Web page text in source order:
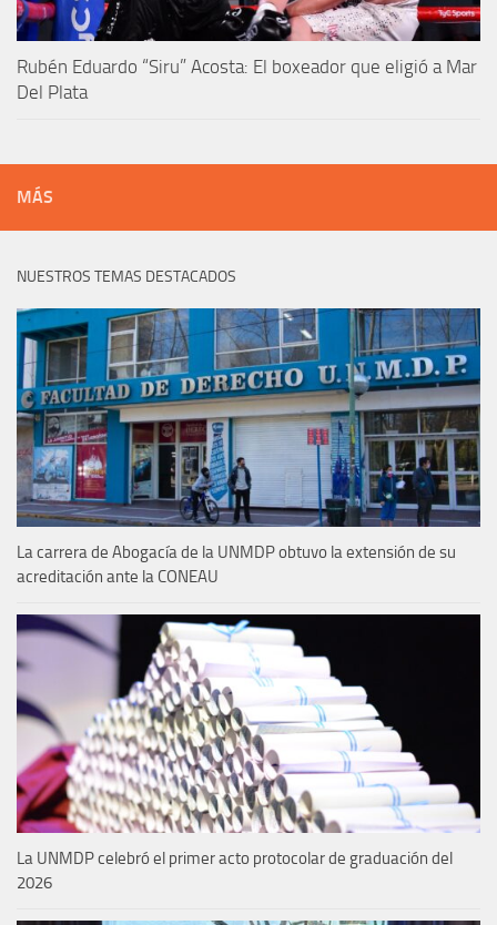
Rubén Eduardo “Siru” Acosta: El boxeador que eligió a Mar
Del Plata
MÁS
NUESTROS TEMAS DESTACADOS
La carrera de Abogacía de la UNMDP obtuvo la extensión de su
acreditación ante la CONEAU
La UNMDP celebró el primer acto protocolar de graduación del
2026